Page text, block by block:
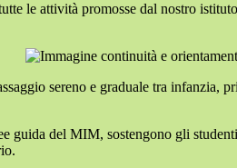
le attività promosse dal nostro
sereno e graduale tra infanzia,
guida del MIM, sostengono gli